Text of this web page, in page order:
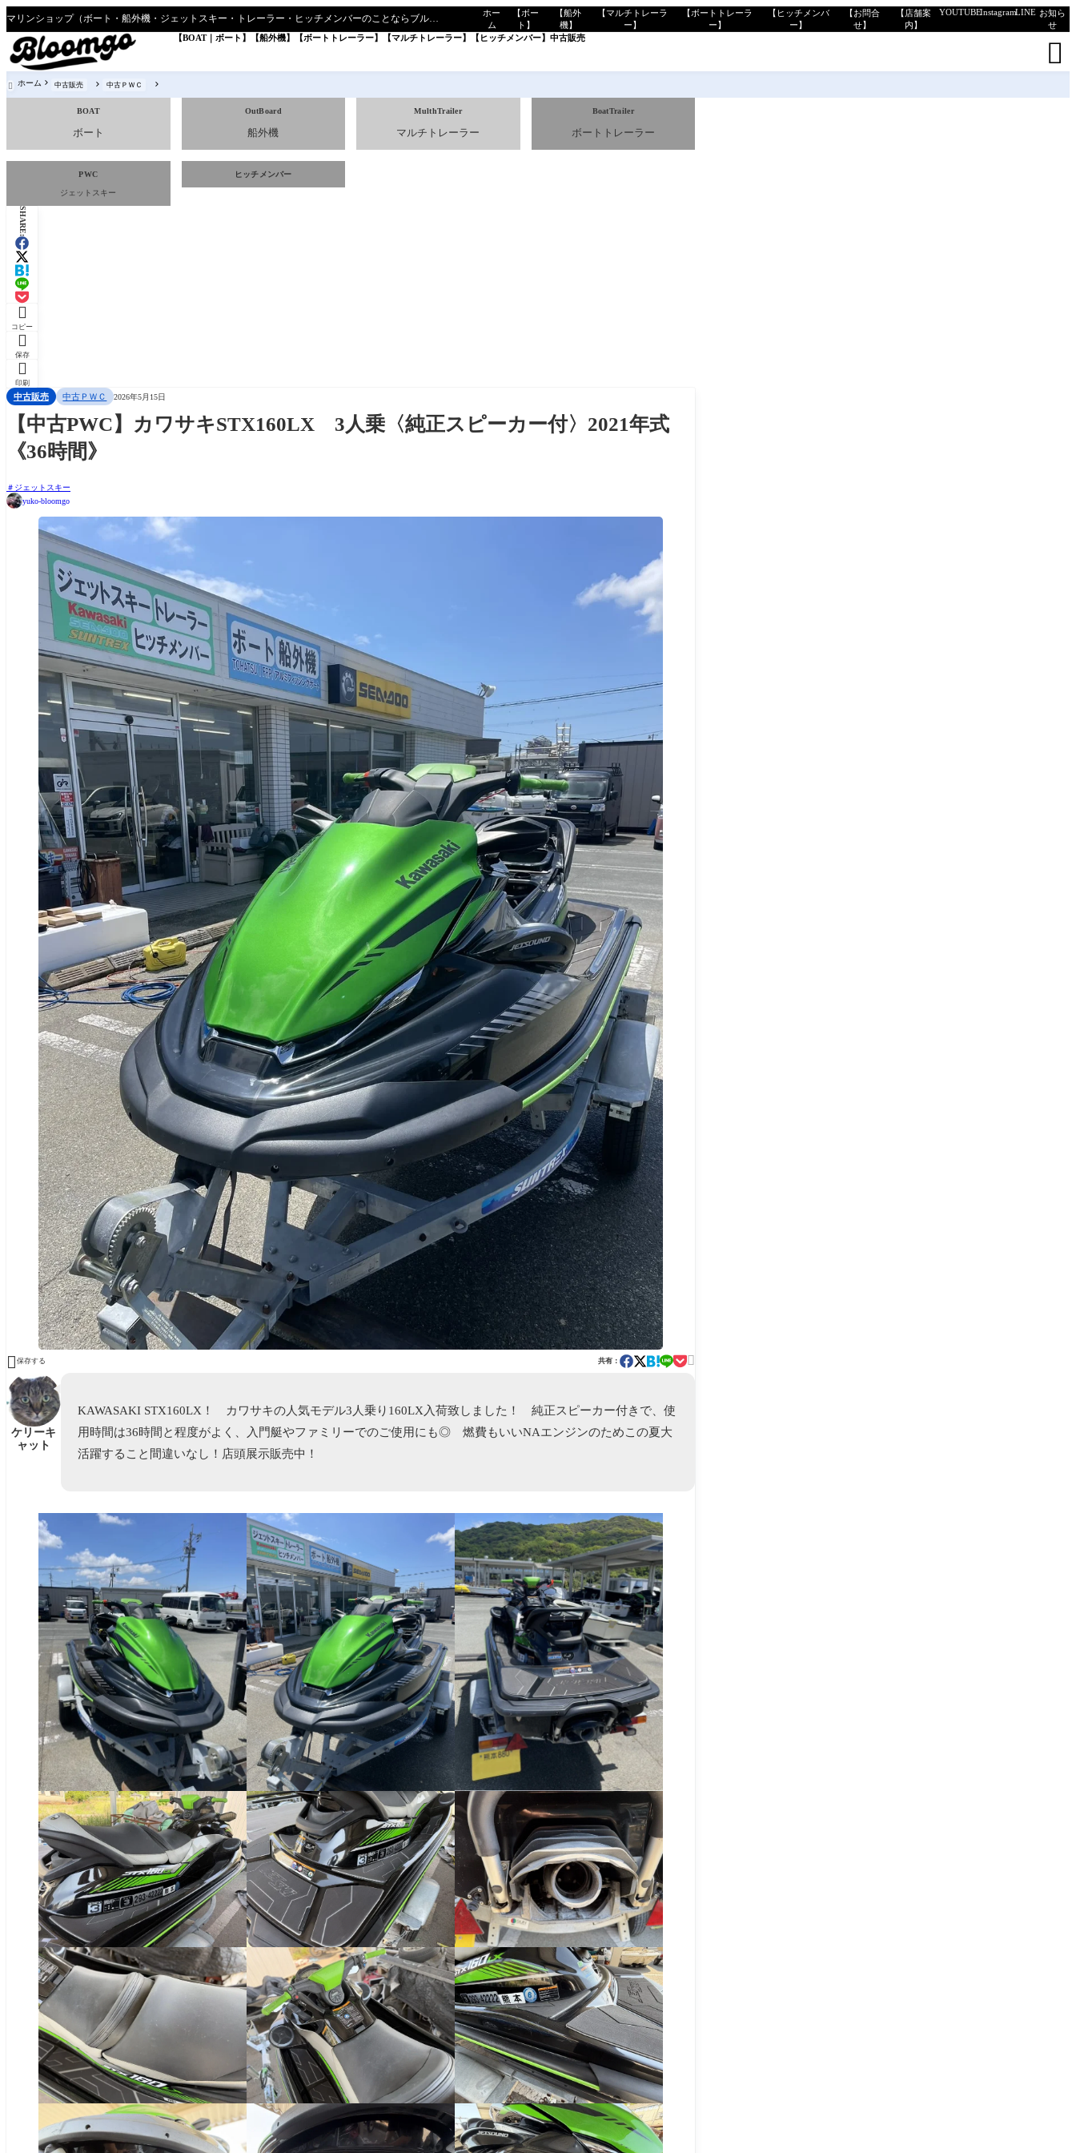
マリンショップ（ボート・船外機・ジェットスキー・トレーラー・ヒッチメンバーのことならブルーゴへ”
ホー
ム
【ボー
ト】
【船外
機】
【マルチトレーラ
ー】
【ボートトレーラ
ー】
【ヒッチメンバ
ー】
【お問合
せ】
【店舗案
内】
YOUTUBEInstagramLINE お知ら
せ
【BOAT｜ボート】
【船外機】 【ボートトレーラー】 【マルチトレーラー】 【ヒッチメンバー】 中古販売 
 ホーム 中古販売 中古ＰＷＣ
BOAT
ボート
OutBoard
船外機
MulthTrailer
マルチトレーラー
BoatTrailer
ボートトレーラー
PWC
ジェットスキー
ヒッチメンバー
SHARE:

コピー

保存

印刷
中古販売 中古ＰＷＣ 2026年5月15日
【中古PWC】カワサキSTX160LX 3人乗〈純正スピーカー付〉2021年式
《36時間》
ジェットスキー
yuko-bloomgo
 保存する 共有： 
ケリーキ
ャット
KAWASAKI STX160LX！ カワサキの人気モデル3人乗り160LX入荷致しました！ 純正スピーカー付きで、使
用時間は36時間と程度がよく、入門艇やファミリーでのご使用にも◎ 燃費もいいNAエンジンのためこの夏大
活躍すること間違いなし！店頭展示販売中！